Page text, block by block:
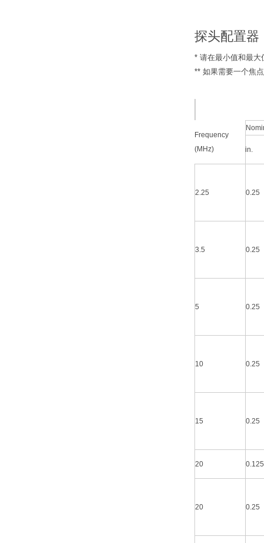
探头配置器
* 请在最小值和最
** 如果需要一个焦
Frequency
(MHz)
in.
2.25 0.25
3.5 0.25
5 0.25
10 0.25
15 0.25
20 0.125
20 0.25